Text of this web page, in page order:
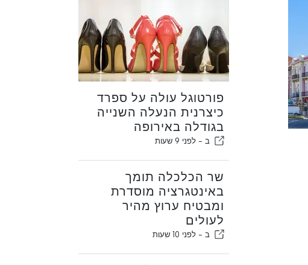
פורטוגל עולה על ספרד
כיצרנית הנעלה השנייה
בגודלה באירופה
ב - לפני 9 שעות
שר הכלכלה תומך
באינטגרציה מוסדרת
ומבטיח ערוץ מהיר
לעולים
ב - לפני 10 שעות